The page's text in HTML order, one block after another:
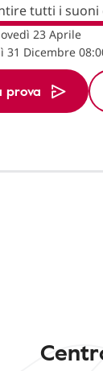
tutti i suoni
23 Aprile
31 Dicembre
prova